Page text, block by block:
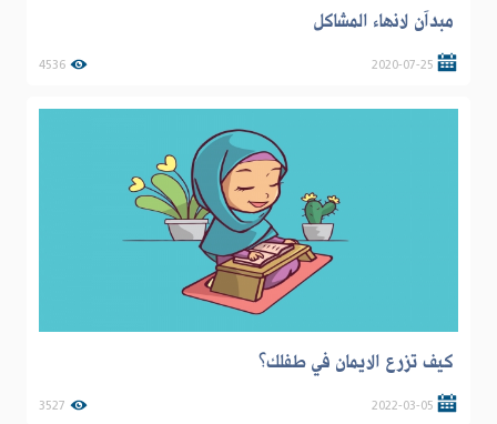
مبدآن لانهاء المشاكل
2020-07-25
4536
كيف تزرع الايمان في طفلك؟
2022-03-05
3527